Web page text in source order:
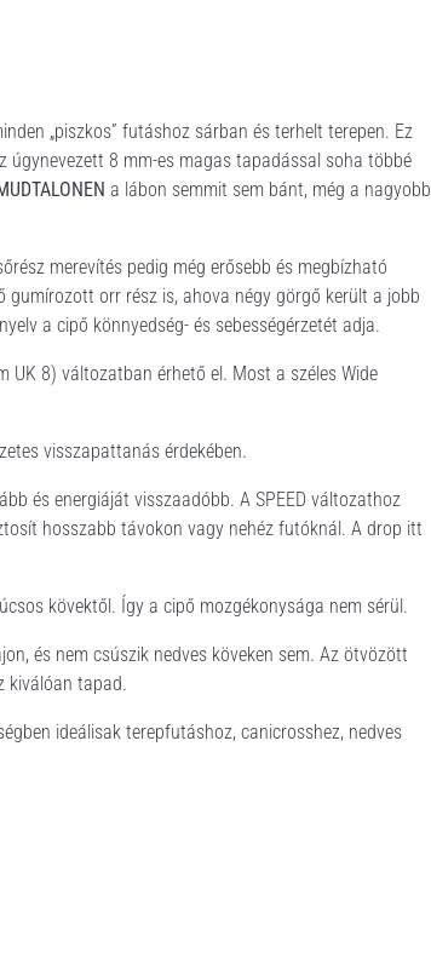
„piszkos” futáshoz sárban és terhelt terepen. Ez
úgynevezett 8 mm-es magas tapadással soha többé
a lábon semmit sem bánt, még a nagyobb
merevítés pedig még erősebb és megbízható
orr rész is, ahova négy görgő került a jobb
a cipő könnyedség- és sebességérzetét adja.
UK 8) változatban érhető el. Most a széles Wide
visszapattanás érdekében.
és energiáját visszaadóbb. A SPEED változathoz
hosszabb távokon vagy nehéz futóknál. A drop itt
kövektől. Így a cipő mozgékonysága nem sérül.
és nem csúszik nedves köveken sem. Az ötvözött
kiválóan tapad.
ideálisak terepfutáshoz, canicrosshez, nedves